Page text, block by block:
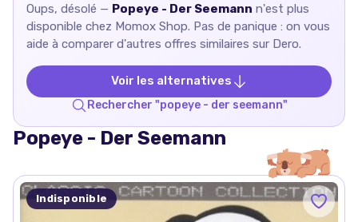
Oups, désolé — Popeye - Der Seemann n'est plus
disponible chez Momox Shop. Pas de panique : on vous
aide à comparer d'autres offres similaires sur Dero.
Voir les alternatives
Rechercher "popeye - der seemann"
Popeye - Der Seemann
Indisponible